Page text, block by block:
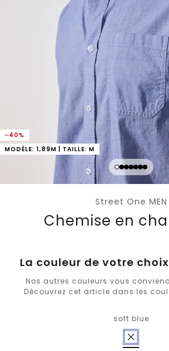
-40%
MODÈLE: 1,89M | TAILLE: M
Street One MEN
Chemise en
La couleur de votre
Nos autres couleurs vous
Découvrez cet article dans les
soft blue